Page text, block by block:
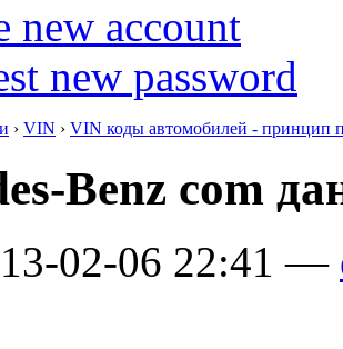
new account
new password
› VIN › VIN коды автомобилей - принцип
Benz com
02-06 22:41 —